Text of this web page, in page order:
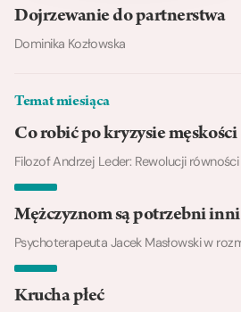
Dojrzewanie do partnerstwa
Dominika Kozłowska
Temat miesiąca
Co robić po kryzysie męskości
Filozof Andrzej Leder: Rewolucji
Mężczyznom są potrzebni
Psychoterapeuta Jacek Masłowski w
Krucha płeć